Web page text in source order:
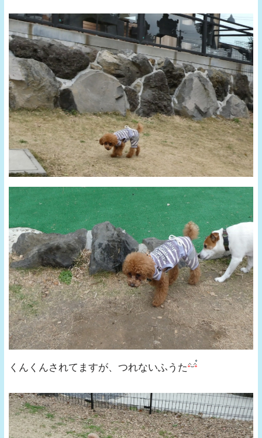
くんくんされてますが、つれないふうた